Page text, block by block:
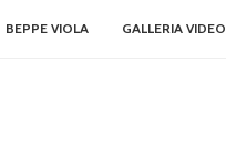
BEPPE VIOLA GALLERIA VIDEO